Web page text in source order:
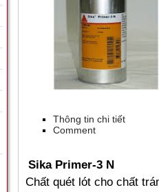
Thông tin chi tiết
Comment
Sika Primer-3 N
Chất quét lót cho chất